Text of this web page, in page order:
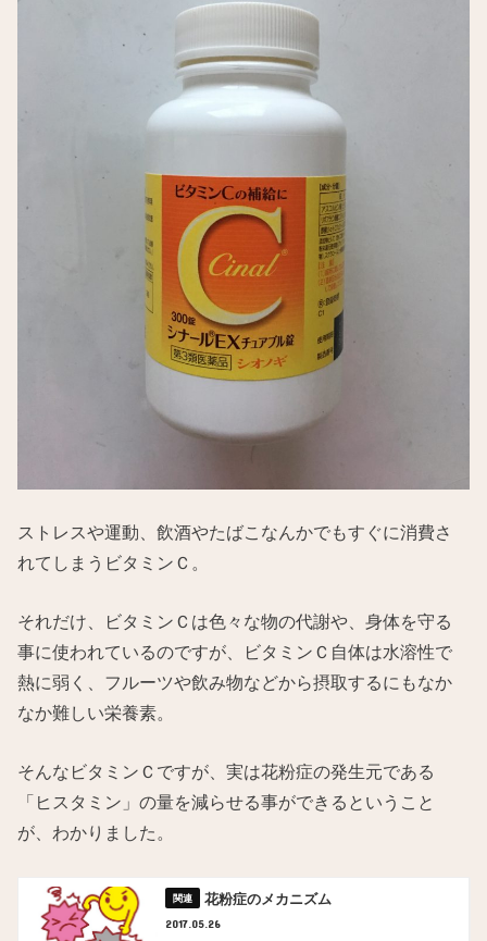
ストレスや運動、飲酒やたばこなんかでもすぐに消費さ
れてしまうビタミンＣ。
それだけ、ビタミンＣは色々な物の代謝や、身体を守る
事に使われているのですが、ビタミンＣ自体は水溶性で
熱に弱く、フルーツや飲み物などから摂取するにもなか
なか難しい栄養素。
そんなビタミンＣですが、実は花粉症の発生元である
「ヒスタミン」の量を減らせる事ができるということ
が、わかりました。
花粉症のメカニズム
2017.05.26